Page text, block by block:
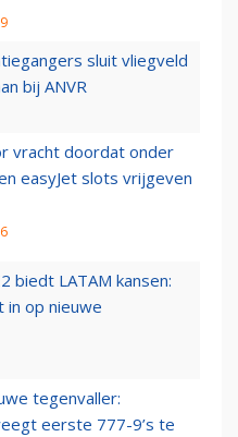
sluit vliegveld
bij ANVR
vracht doordat onder
easyJet slots vrijgeven
biedt LATAM kansen:
in op nieuwe
tegenvaller:
eerste 777-9’s te